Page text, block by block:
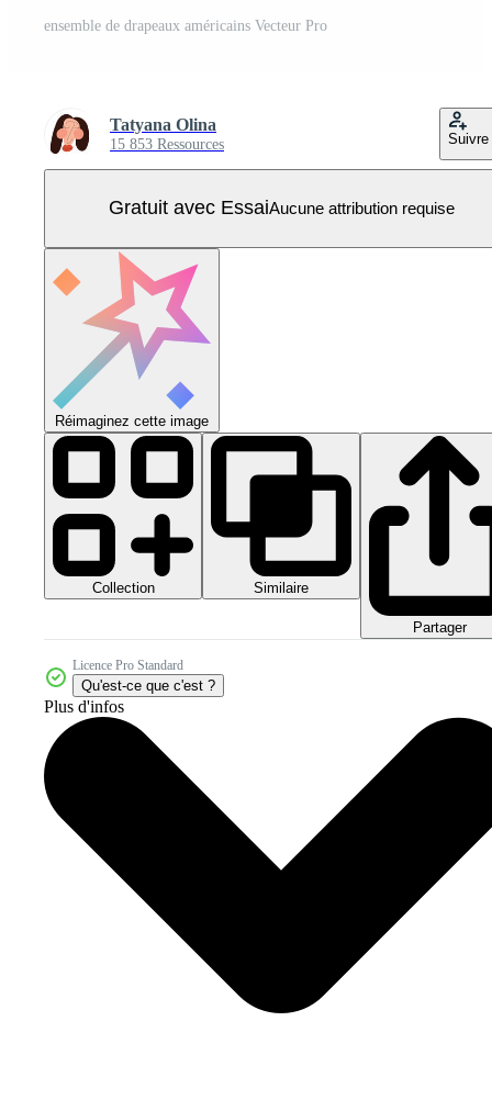
ensemble de drapeaux américains Vecteur Pro
Tatyana Olina
15 853 Ressources Suivre
Gratuit avec EssaiAucune attribution requise
Réimaginez cette image
Collection Similaire
Partager
Licence Pro Standard
Qu'est-ce que c'est ?
Plus d'infos